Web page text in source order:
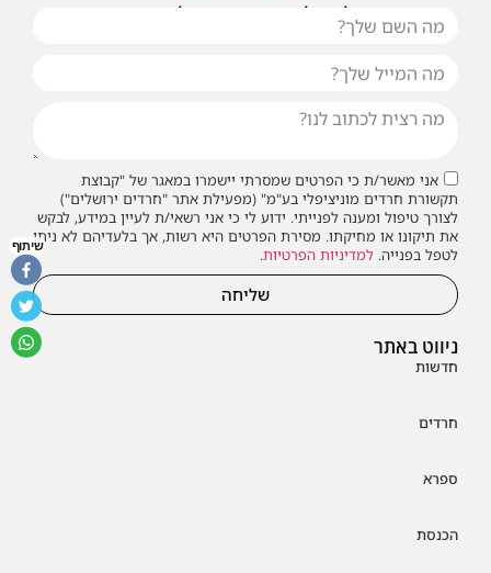
ניווט באתר
חדשות
חרדים
ספרא
הכנסת
או שילחו אלינו פנייה ונחזור אליכם בהקדם
אני מאשר/ת כי הפרטים שמסרתי יישמרו במאגר של "קבוצת
תקשורת חרדים מוניציפלי בע"מ" (מפעילת אתר "חרדים ירושלים")
לצורך טיפול ומענה לפנייתי. ידוע לי כי אני רשאי/ת לעיין במידע, לבקש
את תיקונו או מחיקתו. מסירת הפרטים היא רשות, אך בלעדיהם לא ניתן
לטפל בפנייה. למדיניות הפרטיות.
שליחה
שיתוף